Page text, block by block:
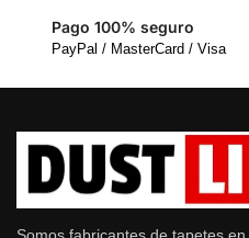
Pago 100% seguro
PayPal / MasterCard / Visa